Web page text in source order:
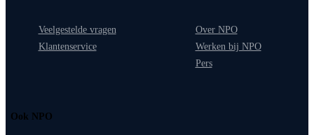
Veelgestelde vragen
Klantenservice
Over NPO
Werken bij NPO
Pers
Ook NPO